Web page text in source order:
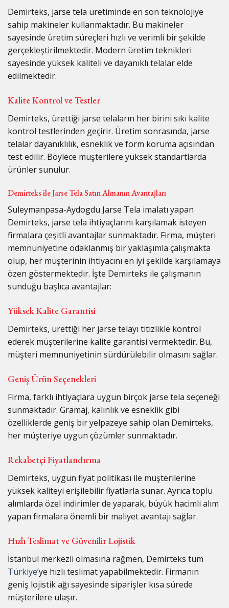
Demirteks, jarse tela üretiminde en son teknolojiye
sahip makineler kullanmaktadır. Bu makineler
sayesinde üretim süreçleri hızlı ve verimli bir şekilde
gerçekleştirilmektedir. Modern üretim teknikleri
sayesinde yüksek kaliteli ve dayanıklı telalar elde
edilmektedir.
Kalite Kontrol ve Testler
Demirteks, ürettiği jarse telaların her birini sıkı kalite
kontrol testlerinden geçirir. Üretim sonrasında, jarse
telalar dayanıklılık, esneklik ve form koruma açısından
test edilir. Böylece müşterilere yüksek standartlarda
ürünler sunulur.
Demirteks ile Jarse Tela Satın Almanın Avantajları
Suleymanpasa-Aydogdu Jarse Tela imalatı yapan
Demirteks, jarse tela ihtiyaçlarını karşılamak isteyen
firmalara çeşitli avantajlar sunmaktadır. Firma, müşteri
memnuniyetine odaklanmış bir yaklaşımla çalışmakta
olup, her müşterinin ihtiyacını en iyi şekilde karşılamaya
özen göstermektedir. İşte Demirteks ile çalışmanın
sunduğu başlıca avantajlar:
Yüksek Kalite Garantisi
Demirteks, ürettiği her jarse telayı titizlikle kontrol
ederek müşterilerine kalite garantisi vermektedir. Bu,
müşteri memnuniyetinin sürdürülebilir olmasını sağlar.
Geniş Ürün Seçenekleri
Firma, farklı ihtiyaçlara uygun birçok jarse tela seçeneği
sunmaktadır. Gramaj, kalınlık ve esneklik gibi
özelliklerde geniş bir yelpazeye sahip olan Demirteks,
her müşteriye uygun çözümler sunmaktadır.
Rekabetçi Fiyatlandırma
Demirteks, uygun fiyat politikası ile müşterilerine
yüksek kaliteyi erişilebilir fiyatlarla sunar. Ayrıca toplu
alımlarda özel indirimler de yaparak, büyük hacimli alım
yapan firmalara önemli bir maliyet avantajı sağlar.
Hızlı Teslimat ve Güvenilir Lojistik
İstanbul merkezli olmasına rağmen, Demirteks tüm
Türkiye’ye hızlı teslimat yapabilmektedir. Firmanın
geniş lojistik ağı sayesinde siparişler kısa sürede
müşterilere ulaşır.